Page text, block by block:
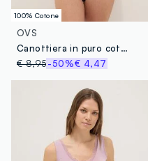
100% Cotone
OVS
Canottiera in puro cotone nera regular fit con bordo in pizzo
€ 8,95-50%€ 4,47